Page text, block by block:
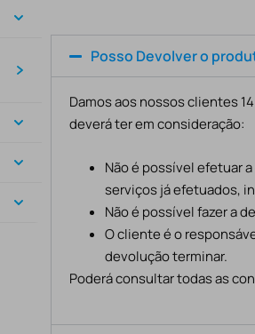
Posso Devolver o
Damos aos nossos clientes
deverá ter em consideração:
Não é possível efetuar
serviços já efetuados,
Não é possível fazer a
O cliente é o
devolução terminar.
Poderá consultar todas as